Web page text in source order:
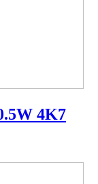
4K7